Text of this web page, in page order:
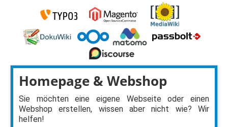
Homepage & Webshop
Sie möchten eine eigene Webseite oder einen
Webshop erstellen, wissen aber nicht wie? Wir
helfen!